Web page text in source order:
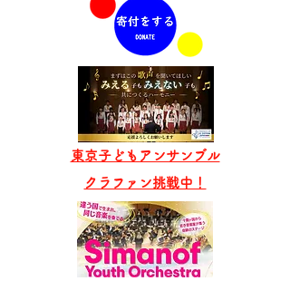
東京子どもアンサンブル
​クラファン挑戦中！